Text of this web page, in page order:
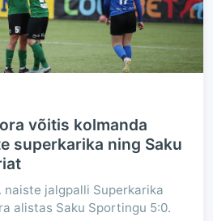
võitis kolmanda
superkarika ning Saku
naiste jalgpalli Superkarika
alistas Saku Sportingu 5:0.